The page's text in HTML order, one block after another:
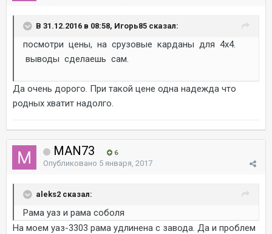
В 31.12.2016 в 08:58, Игорь85 сказал:
посмотри цены, на срузовые карданы для 4х4.
выводы сделаешь сам.
Да очень дорого. При такой цене одна надежда что
родных хватит надолго.
MAN73 6
Опубликовано 5 января, 2017
aleks2 сказал:
Рама уаз и рама соболя
На моем уаз-3303 рама удлинена с завода. Да и проблем